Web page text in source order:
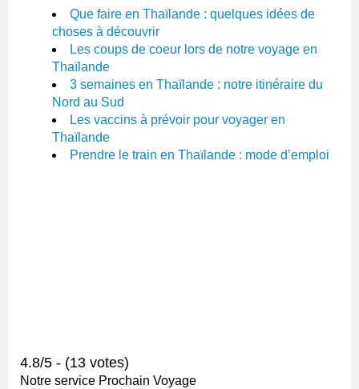
Que faire en Thaïlande : quelques idées de
choses à découvrir
Les coups de coeur lors de notre voyage en
Thaïlande
3 semaines en Thaïlande : notre itinéraire du
Nord au Sud
Les vaccins à prévoir pour voyager en
Thaïlande
Prendre le train en Thaïlande : mode d’emploi
4.8/5 - (13 votes)
Notre service Prochain Voyage